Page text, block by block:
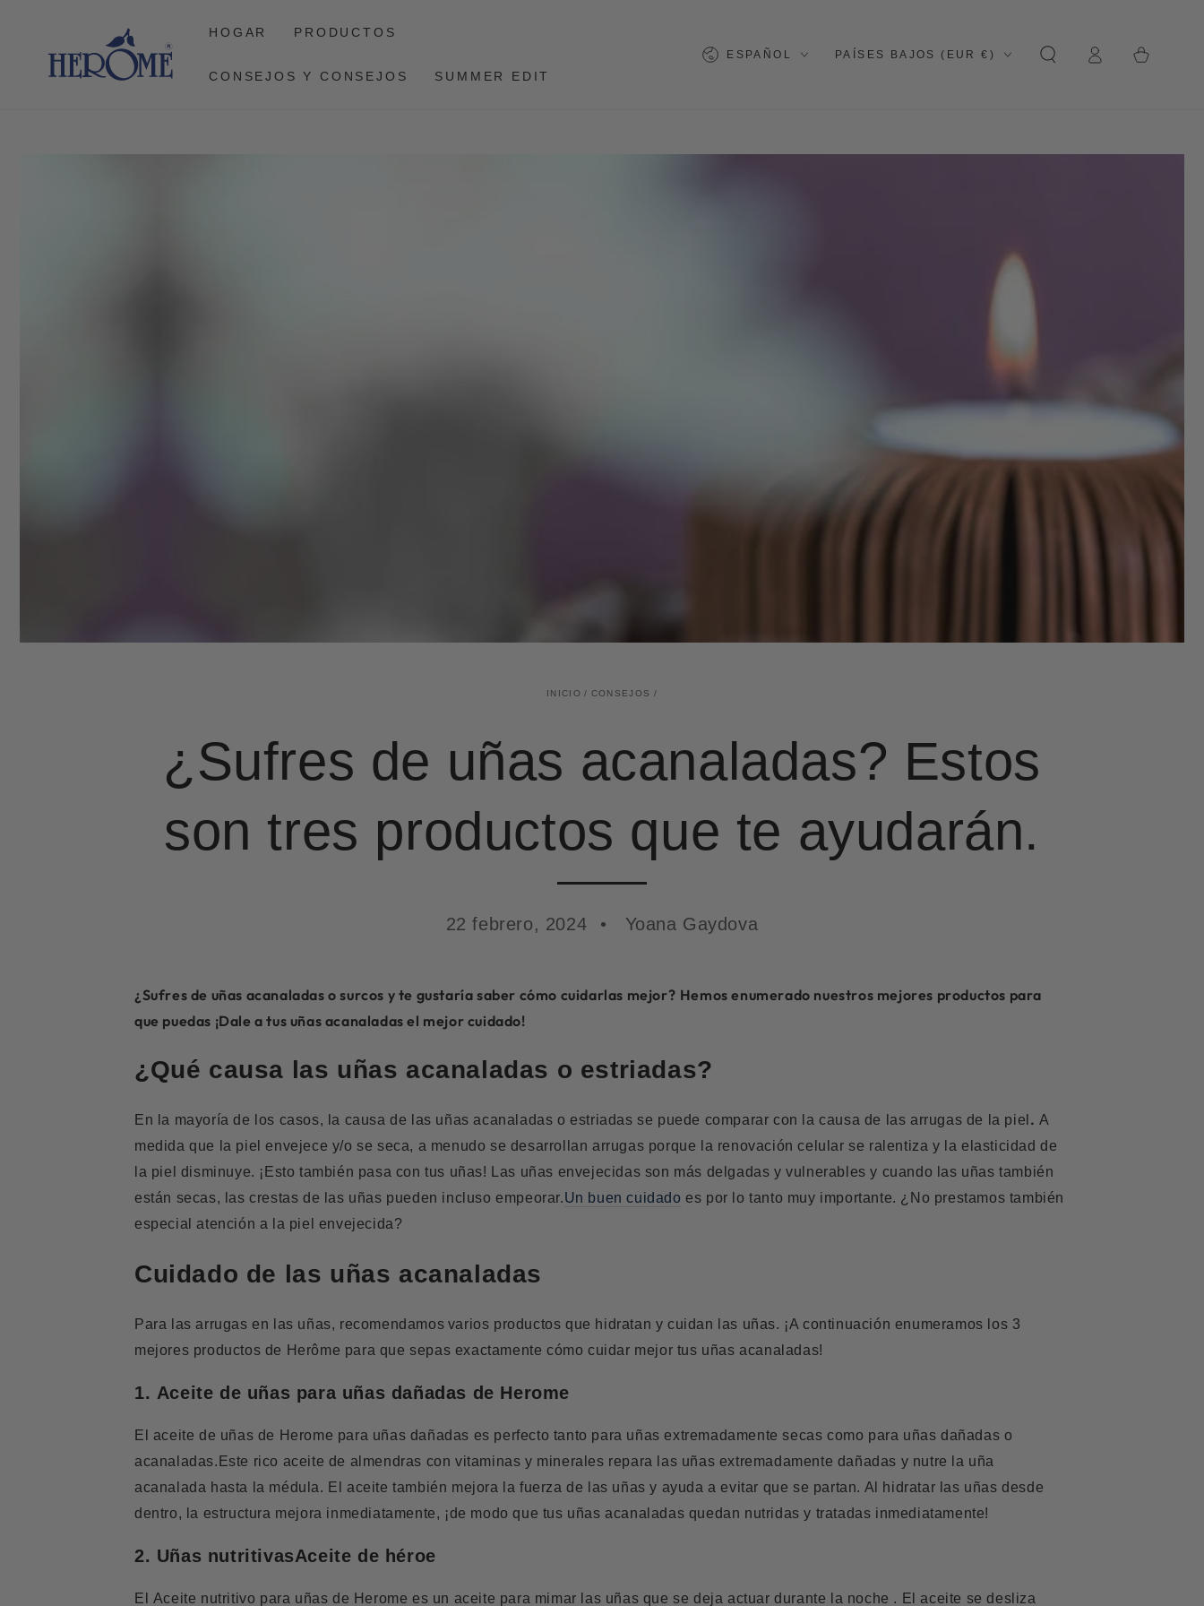
HOGAR PRODUCTOS
CONSEJOS Y CONSEJOS SUMMER EDIT
Lengua
ESPAÑOL
País/región
PAÍSES BAJOS (EUR €)
sesión
de la
INICIO / CONSEJOS /
¿Sufres de uñas acanaladas? Estos
son tres productos que te ayudarán.
22 febrero, 2024 Yoana Gaydova
¿Sufres de uñas acanaladas o surcos y te gustaría saber cómo cuidarlas mejor? Hemos enumerado nuestros mejores productos para
que puedas ¡Dale a tus uñas acanaladas el mejor cuidado!
¿Qué causa las uñas acanaladas o estriadas?
En la mayoría de los casos, la causa de las uñas acanaladas o estriadas se puede comparar con la causa de las arrugas de la piel . A
medida que la piel envejece y/o se seca, a menudo se desarrollan arrugas porque la renovación celular se ralentiza y la elasticidad de
la piel disminuye. ¡Esto también pasa con tus uñas! Las uñas envejecidas son más delgadas y vulnerables y cuando las uñas también
están secas, las crestas de las uñas pueden incluso empeorar.Un buen cuidado es por lo tanto muy importante. ¿No prestamos también
especial atención a la piel envejecida?
Cuidado de las uñas acanaladas
Para las arrugas en las uñas, recomendamos varios productos que hidratan y cuidan las uñas. ¡A continuación enumeramos los 3
mejores productos de Herôme para que sepas exactamente cómo cuidar mejor tus uñas acanaladas!
1. Aceite de uñas para uñas dañadas de Herome
El aceite de uñas de Herome para uñas dañadas es perfecto tanto para uñas extremadamente secas como para uñas dañadas o
acanaladas. Este rico aceite de almendras con vitaminas y minerales repara las uñas extremadamente dañadas y nutre la uña
acanalada hasta la médula. Elaceite también mejora la fuerza de las uñas y ayuda a evitar que se partan. Al hidratar las uñas desde
dentro, la estructura mejora inmediatamente, ¡de modo que tus uñas acanaladas quedan nutridas y tratadas inmediatamente!
2. Uñas nutritivasAceite de héroe
El Aceite nutritivo para uñas de Herome es un aceite para mimar las uñas que se deja actuar durante la noche . El aceite se desliza